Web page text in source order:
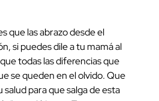
que las abrazo desde el
si puedes dile a tu mamá al
todas las diferencias que
se queden en el olvido. Que
salud para que salga de esta